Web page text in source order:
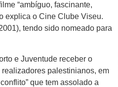
“ambíguo, fascinante,
explica o Cine Clube Viseu.
tendo sido nomeado para
e Juventude receber o
realizadores palestinianos, em
que tem assolado a